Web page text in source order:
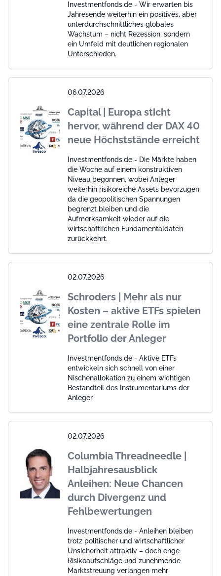
Investmentfonds.de - Wir erwarten bis
Jahresende weiterhin ein positives, aber
unterdurchschnittliches globales
Wachstum – nicht Rezession, sondern
ein Umfeld mit deutlichen regionalen
Unterschieden.
06.07.2026
Capital | Europa sticht
hervor, während der DAX 40
neue Höchststände erreicht
Investmentfonds.de - Die Märkte haben
die Woche auf einem konstruktiven
Niveau begonnen, wobei Anleger
weiterhin risikoreiche Assets bevorzugen,
da die geopolitischen Spannungen
begrenzt bleiben und die
Aufmerksamkeit wieder auf die
wirtschaftlichen Fundamentaldaten
zurückkehrt.
02.07.2026
Schroders | Mehr als nur
Kosten – aktive ETFs spielen
eine zentrale Rolle im
Portfolio der Anleger
Investmentfonds.de - Aktive ETFs
entwickeln sich schnell von einer
Nischenallokation zu einem wichtigen
Bestandteil des Instrumentariums der
Anleger.
02.07.2026
Columbia Threadneedle |
Halbjahresausblick
Anleihen: Neue Chancen
durch Divergenz und
Fehlbewertungen
Investmentfonds.de - Anleihen bleiben
trotz politischer und wirtschaftlicher
Unsicherheit attraktiv – doch enge
Risikoaufschläge und zunehmende
Marktstreuung verlangen mehr